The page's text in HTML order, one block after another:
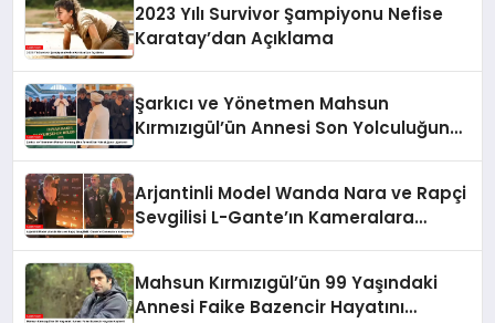
2023 Yılı Survivor Şampiyonu Nefise
Karatay’dan Açıklama
Şarkıcı ve Yönetmen Mahsun
Kırmızıgül’ün Annesi Son Yolculuğuna
Arjantinli Model Wanda Nara ve Rapçi
Sevgilisi L-Gante’ın Kameralara
Mahsun Kırmızıgül’ün 99 Yaşındaki
Annesi Faike Bazencir Hayatını